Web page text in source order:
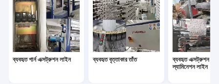
ব্যবহৃত গার্ন এক্সট্রুশন লাইন ব্যবহৃত বৃত্তাকার তাঁত
ব্যবহৃত এক্সট্রুশন লেপ
ল্যামিনেশন লাইন